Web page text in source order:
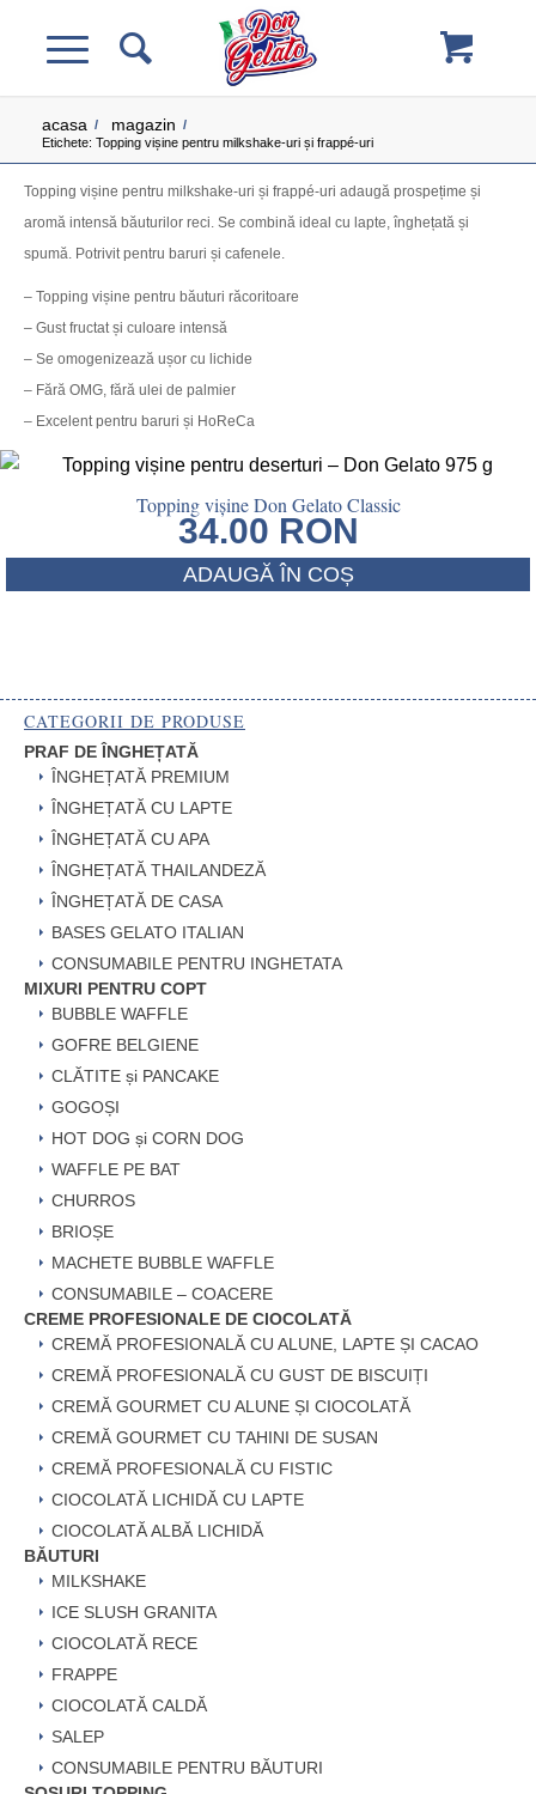
acasa / magazin /
Etichete: Topping vișine pentru milkshake-uri și frappé-uri
Topping vișine pentru milkshake-uri și frappé-uri adaugă prospețime și
aromă intensă băuturilor reci. Se combină ideal cu lapte, înghețată și
spumă. Potrivit pentru baruri și cafenele.
– Topping vișine pentru băuturi răcoritoare
– Gust fructat și culoare intensă
– Se omogenizează ușor cu lichide
– Fără OMG, fără ulei de palmier
– Excelent pentru baruri și HoReCa
Topping vișine Don Gelato Classic
34.00 RON
ADAUGĂ ÎN COȘ
CATEGORII DE PRODUSE
PRAF DE ÎNGHEȚATĂ
ÎNGHEȚATĂ PREMIUM
ÎNGHEȚATĂ CU LAPTE
ÎNGHEȚATĂ CU APA
ÎNGHEȚATĂ THAILANDEZĂ
ÎNGHEȚATĂ DE CASA
BASES GELATO ITALIAN
CONSUMABILE PENTRU INGHETATA
MIXURI PENTRU COPT
BUBBLE WAFFLE
GOFRE BELGIENE
CLĂTITE și PANCAKE
GOGOȘI
HOT DOG și CORN DOG
WAFFLE PE BAT
CHURROS
BRIOȘE
MACHETE BUBBLE WAFFLE
CONSUMABILE – COACERE
CREME PROFESIONALE DE CIOCOLATĂ
CREMĂ PROFESIONALĂ CU ALUNE, LAPTE ȘI CACAO
CREMĂ PROFESIONALĂ CU GUST DE BISCUIȚI
CREMĂ GOURMET CU ALUNE ȘI CIOCOLATĂ
CREMĂ GOURMET CU TAHINI DE SUSAN
CREMĂ PROFESIONALĂ CU FISTIC
CIOCOLATĂ LICHIDĂ CU LAPTE
CIOCOLATĂ ALBĂ LICHIDĂ
BĂUTURI
MILKSHAKE
ICE SLUSH GRANITA
CIOCOLATĂ RECE
FRAPPE
CIOCOLATĂ CALDĂ
SALEP
CONSUMABILE PENTRU BĂUTURI